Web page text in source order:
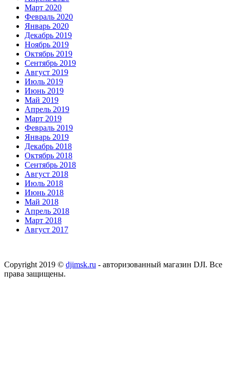
Март 2020
Февраль 2020
Январь 2020
Декабрь 2019
Ноябрь 2019
Октябрь 2019
Сентябрь 2019
Август 2019
Июль 2019
Июнь 2019
Май 2019
Апрель 2019
Март 2019
Февраль 2019
Январь 2019
Декабрь 2018
Октябрь 2018
Сентябрь 2018
Август 2018
Июль 2018
Июнь 2018
Май 2018
Апрель 2018
Март 2018
Август 2017
Copyright 2019 © djimsk.ru - авторизованный магазин DJI. Все
права защищены.